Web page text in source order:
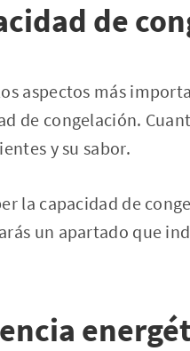
de
aspectos más
de congelación.
y su sabor.
la capacidad de
un apartado que